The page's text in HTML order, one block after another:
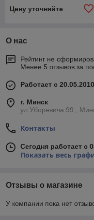
Цену уточняйте
О нас
Рейтинг не
Менее 5 отзывов за
Работает с 20.05.2010
г. Минск
ул.Уборевича 99 ,
Контакты
Сегодня работает с
Показать весь
Отзывы о магазине
У компании пока нет